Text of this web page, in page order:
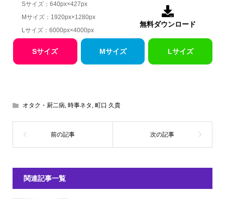
Sサイズ：640px×427px
Mサイズ：1920px×1280px
Lサイズ：6000px×4000px

無料ダウンロード
Sサイズ Mサイズ Lサイズ
オタク・厨二病, 時事ネタ , 町口 久貴
関連記事一覧